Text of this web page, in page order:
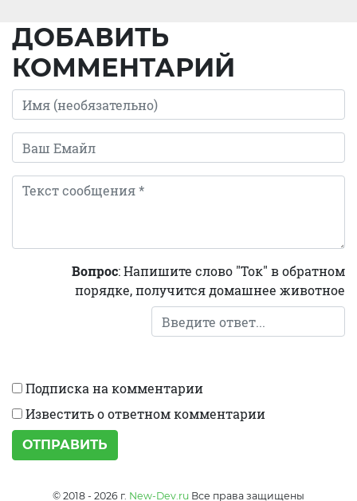
ДОБАВИТЬ
КОММЕНТАРИЙ
Вопрос: Напишите слово "Ток" в обратном
порядке, получится домашнее животное
Подписка на комментарии
Известить о ответном комментарии
ОТПРАВИТЬ
© 2018 - 2026 г. New-Dev.ru Все права защищены